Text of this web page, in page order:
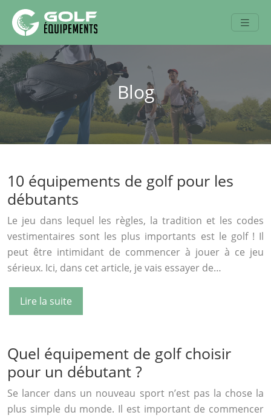
Blog
10 équipements de golf pour les
débutants
Le jeu dans lequel les règles, la tradition et les codes
vestimentaires sont les plus importants est le golf ! Il
peut être intimidant de commencer à jouer à ce jeu
sérieux. Ici, dans cet article, je vais essayer de…
Lire la suite
Quel équipement de golf choisir
pour un débutant ?
Se lancer dans un nouveau sport n’est pas la chose la
plus simple du monde. Il est important de commencer